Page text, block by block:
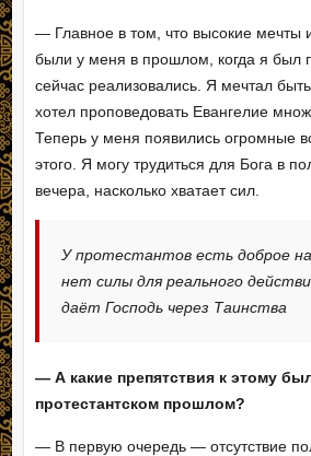
— Главное в том, что высокие мечты
были у меня в прошлом, когда я был
сейчас реализовались. Я мечтал
хотел проповедовать Евангелие
Теперь у меня появились огромные
этого. Я могу трудиться для Бога в
вечера, насколько хватает сил.
У протестантов есть доброе
нет силы для реального
даёт Господь через Таинства
— А какие препятствия к этому
протестантском прошлом?
— В первую очередь — отсутствие